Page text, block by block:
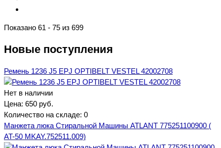
Показано 61 - 75 из 699
Новые поступления
Ремень 1236 J5 EPJ OPTIBELT VESTEL 42002708
Нет в наличии
Цена: 650 руб.
Количество на складе: 0
Манжета люка Стиральной Машины ATLANT 775251100900 (
AT-50 MKAY.752511.009)